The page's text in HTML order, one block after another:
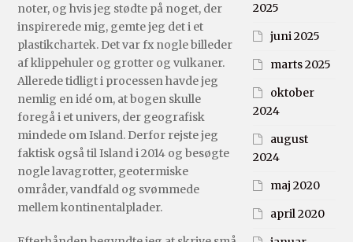
noter, og hvis jeg stødte på noget, der
inspirerede mig, gemte jeg det i et
plastikchartek. Det var fx nogle billeder
af klippehuler og grotter og vulkaner.
Allerede tidligt i processen havde jeg
nemlig en idé om, at bogen skulle
foregå i et univers, der geografisk
mindede om Island. Derfor rejste jeg
faktisk også til Island i 2014 og besøgte
nogle lavagrotter, geotermiske
områder, vandfald og svømmede
mellem kontinentalplader.
2025
juni 2025
marts 2025
oktober
2024
august
2024
maj 2020
april 2020